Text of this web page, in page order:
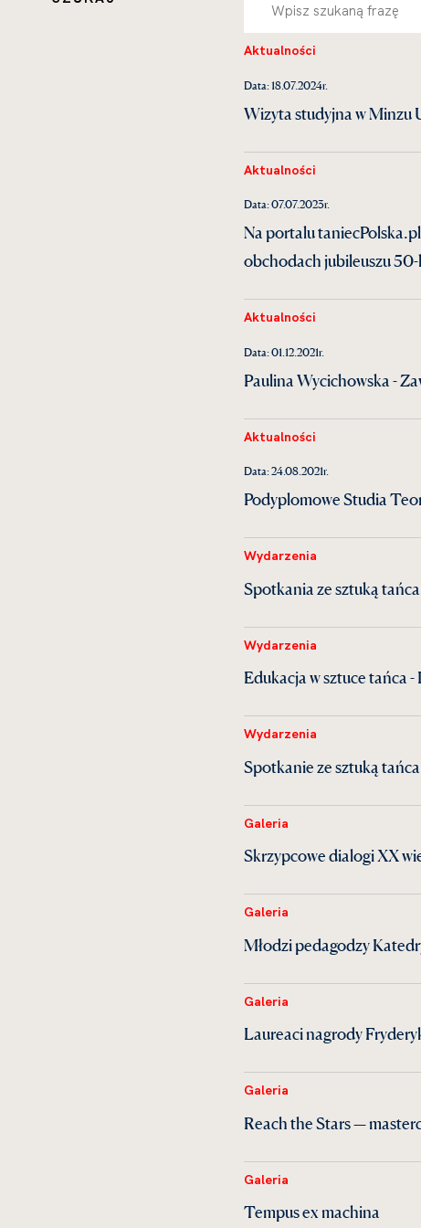
Aktualności
Data: 18.07.2024r.
Wizyta studyjna w Minzu
Aktualności
Data: 07.07.2023r.
Na portalu
obchodach jubileuszu 50-
Aktualności
Data: 01.12.2021r.
Paulina Wycichowska -
Aktualności
Data: 24.08.2021r.
Podyplomowe Studia
Wydarzenia
Spotkania ze sztuką
Wydarzenia
Edukacja w sztuce tańca
Wydarzenia
Spotkanie ze sztuką
Galeria
Skrzypcowe dialogi XX
Galeria
Młodzi pedagodzy
Galeria
Laureaci nagrody
Galeria
Reach the Stars —
Galeria
Tempus ex machina